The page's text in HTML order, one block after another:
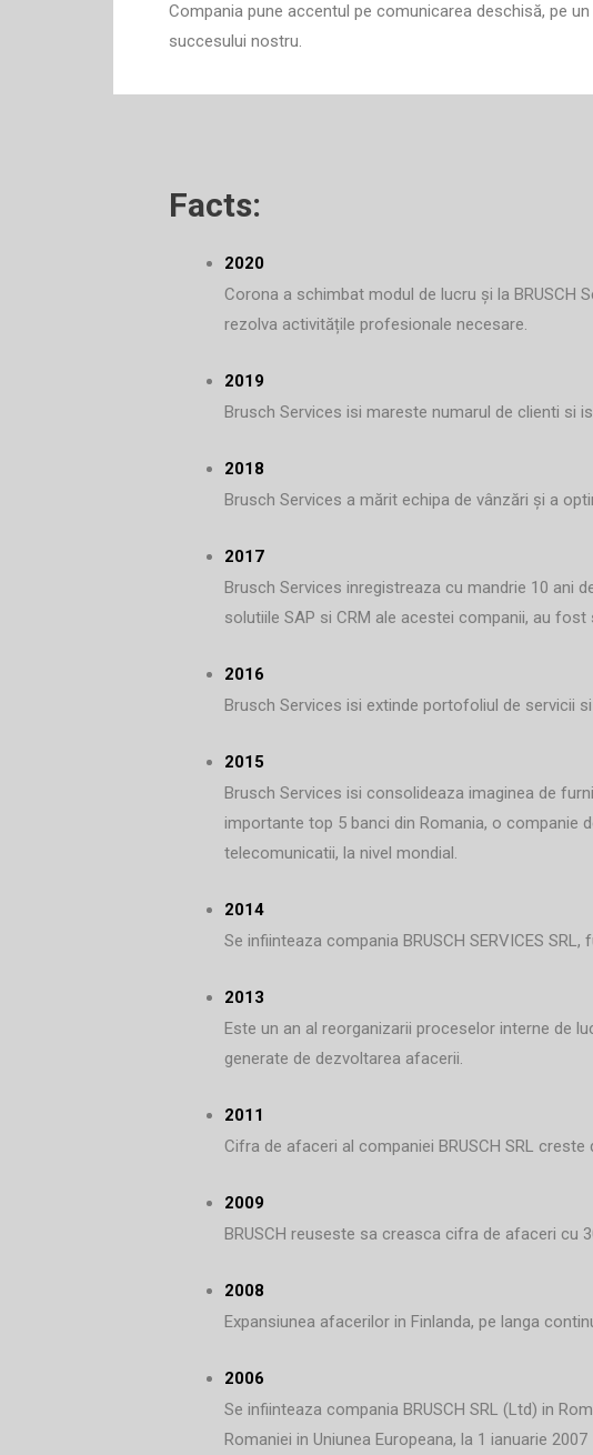
Compania pune accentul pe comunicarea deschisă, pe
succesului nostru.
Facts:
2020
Corona a schimbat modul de lucru și la BRUSCH
rezolva activitățile profesionale necesare.
2019
Brusch Services isi mareste numarul de clienti si
2018
Brusch Services a mărit echipa de vânzări și a
2017
Brusch Services inregistreaza cu mandrie 10 ani
solutiile SAP si CRM ale acestei companii, au
2016
Brusch Services isi extinde portofoliul de servicii
2015
Brusch Services isi consolideaza imaginea de
importante top 5 banci din Romania, o companie
telecomunicatii, la nivel mondial.
2014
Se infiinteaza compania BRUSCH SERVICES
2013
Este un an al reorganizarii proceselor interne de
generate de dezvoltarea afacerii.
2011
Cifra de afaceri al companiei BRUSCH SRL
2009
BRUSCH reuseste sa creasca cifra de afaceri cu
2008
Expansiunea afacerilor in Finlanda, pe langa
2006
Se infiinteaza compania BRUSCH SRL (Ltd) in
Romaniei in Uniunea Europeana, la 1 ianuarie 2007